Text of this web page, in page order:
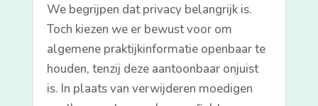
We begrijpen dat privacy belangrijk is.
Toch kiezen we er bewust voor om
algemene praktijkinformatie openbaar te
houden, tenzij deze aantoonbaar onjuist
is. In plaats van verwijderen moedigen